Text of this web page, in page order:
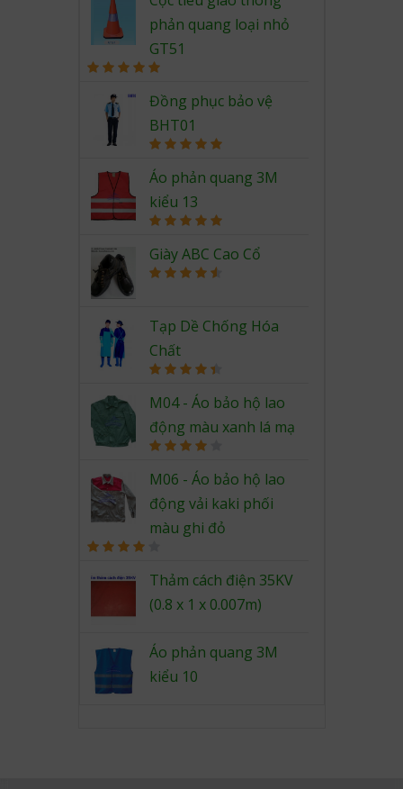
phản quang loại nhỏ
GT51
out of 5
Đồng phục bảo vệ
BHT01
out of 5
Áo phản quang 3M
kiểu 13
out of 5
Giày ABC Cao Cổ
Tạp Dề Chống Hóa
Chất
out of 5
M04 - Áo bảo hộ lao
động màu xanh lá mạ
4.00out
of 5
M06 - Áo bảo hộ lao
động vải kaki phối
màu ghi đỏ
4.00out
Thảm cách điện 35KV
(0.8 x 1 x 0.007m)
Áo phản quang 3M
kiểu 10